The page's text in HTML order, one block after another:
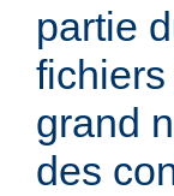
partie
grand
des